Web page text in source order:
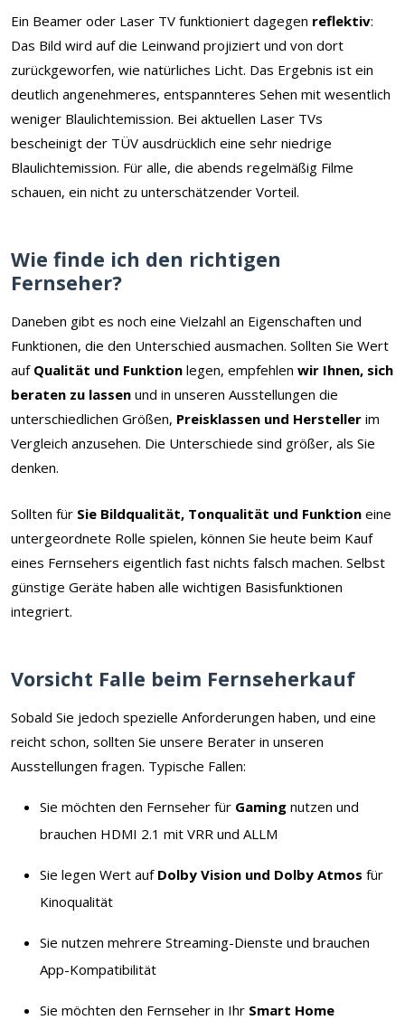
Ein Beamer oder Laser TV funktioniert dagegen reflektiv:
Das Bild wird auf die Leinwand projiziert und von dort
zurückgeworfen, wie natürliches Licht. Das Ergebnis ist ein
deutlich angenehmeres, entspannteres Sehen mit wesentlich
weniger Blaulichtemission. Bei aktuellen Laser TVs
bescheinigt der TÜV ausdrücklich eine sehr niedrige
Blaulichtemission. Für alle, die abends regelmäßig Filme
schauen, ein nicht zu unterschätzender Vorteil.
Wie finde ich den richtigen
Fernseher?
Daneben gibt es noch eine Vielzahl an Eigenschaften und
Funktionen, die den Unterschied ausmachen. Sollten Sie Wert
auf Qualität und Funktion legen, empfehlen wir Ihnen, sich
beraten zu lassen und in unseren Ausstellungen die
unterschiedlichen Größen, Preisklassen und Hersteller im
Vergleich anzusehen. Die Unterschiede sind größer, als Sie
denken.
Sollten für Sie Bildqualität, Tonqualität und Funktion eine
untergeordnete Rolle spielen, können Sie heute beim Kauf
eines Fernsehers eigentlich fast nichts falsch machen. Selbst
günstige Geräte haben alle wichtigen Basisfunktionen
integriert.
Vorsicht Falle beim Fernseherkauf
Sobald Sie jedoch spezielle Anforderungen haben, und eine
reicht schon, sollten Sie unsere Berater in unseren
Ausstellungen fragen. Typische Fallen:
Sie möchten den Fernseher für Gaming nutzen und
brauchen HDMI 2.1 mit VRR und ALLM
Sie legen Wert auf Dolby Vision und Dolby Atmos für
Kinoqualität
Sie nutzen mehrere Streaming-Dienste und brauchen
App-Kompatibilität
Sie möchten den Fernseher in Ihr Smart Home